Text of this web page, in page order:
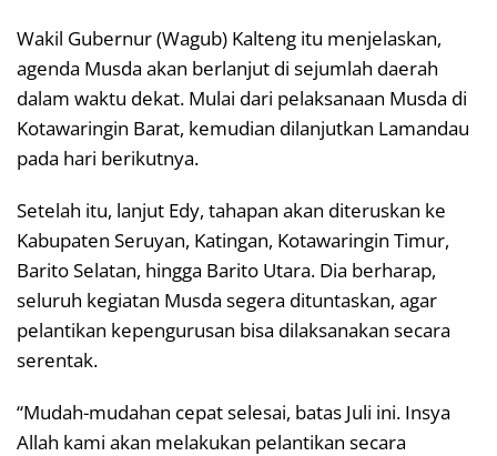
Wakil Gubernur (Wagub) Kalteng itu menjelaskan,
agenda Musda akan berlanjut di sejumlah daerah
dalam waktu dekat. Mulai dari pelaksanaan Musda di
Kotawaringin Barat, kemudian dilanjutkan Lamandau
pada hari berikutnya.
Setelah itu, lanjut Edy, tahapan akan diteruskan ke
Kabupaten Seruyan, Katingan, Kotawaringin Timur,
Barito Selatan, hingga Barito Utara. Dia berharap,
seluruh kegiatan Musda segera dituntaskan, agar
pelantikan kepengurusan bisa dilaksanakan secara
serentak.
“Mudah-mudahan cepat selesai, batas Juli ini. Insya
Allah kami akan melakukan pelantikan secara